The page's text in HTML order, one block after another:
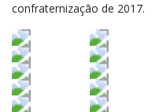
confraternização de 2017.